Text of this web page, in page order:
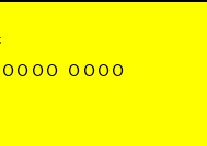
0000 0000